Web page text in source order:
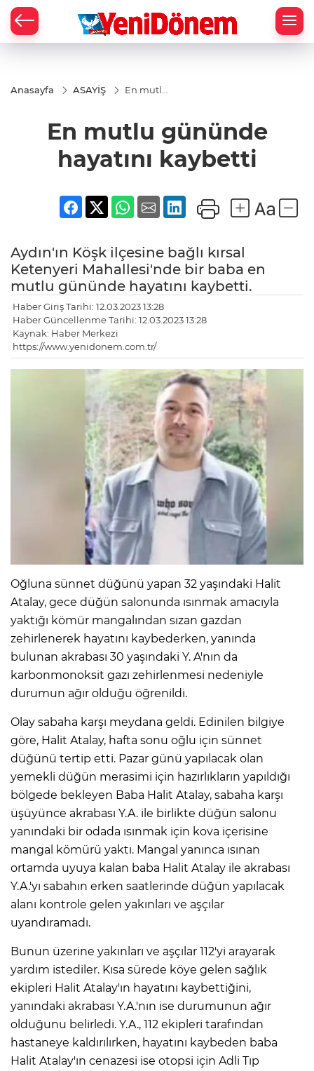
Anasayfa ASAYİŞ
En mutlu
kaybetti
En mutlu gününde
hayatını kaybetti
Aydın'ın Köşk ilçesine bağlı kırsal
Ketenyeri Mahallesi'nde bir baba en
mutlu gününde hayatını kaybetti.
Haber Giriş Tarihi: 12.03.2023 13:28
Haber Güncellenme Tarihi: 12.03.2023 13:28
Kaynak: Haber Merkezi
https://www.yenidonem.com.tr/
Oğluna sünnet düğünü yapan 32 yaşındaki Halit
Atalay, gece düğün salonunda ısınmak amacıyla
yaktığı kömür mangalından sızan gazdan
zehirlenerek hayatını kaybederken, yanında
bulunan akrabası 30 yaşındaki Y. A'nın da
karbonmonoksit gazı zehirlenmesi nedeniyle
durumun ağır olduğu öğrenildi.
Olay sabaha karşı meydana geldi. Edinilen bilgiye
göre, Halit Atalay, hafta sonu oğlu için sünnet
düğünü tertip etti. Pazar günü yapılacak olan
yemekli düğün merasimi için hazırlıkların yapıldığı
bölgede bekleyen Baba Halit Atalay, sabaha karşı
üşüyünce akrabası Y.A. ile birlikte düğün salonu
yanındaki bir odada ısınmak için kova içerisine
mangal kömürü yaktı. Mangal yanınca ısınan
ortamda uyuya kalan baba Halit Atalay ile akrabası
Y.A.'yı sabahın erken saatlerinde düğün yapılacak
alanı kontrole gelen yakınları ve aşçılar
uyandıramadı.
Bunun üzerine yakınları ve aşçılar 112'yi arayarak
yardım istediler. Kısa sürede köye gelen sağlık
ekipleri Halit Atalay'ın hayatını kaybettiğini,
yanındaki akrabası Y.A.'nın ise durumunun ağır
olduğunu belirledi. Y.A., 112 ekipleri tarafından
hastaneye kaldırılırken, hayatını kaybeden baba
Halit Atalay'ın cenazesi ise otopsi için Adli Tıp